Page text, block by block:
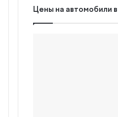
Цены на автомобили